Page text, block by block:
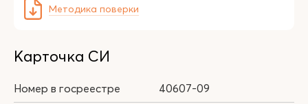
Методика поверки
Карточка СИ
Номер в госреестре 40607-09